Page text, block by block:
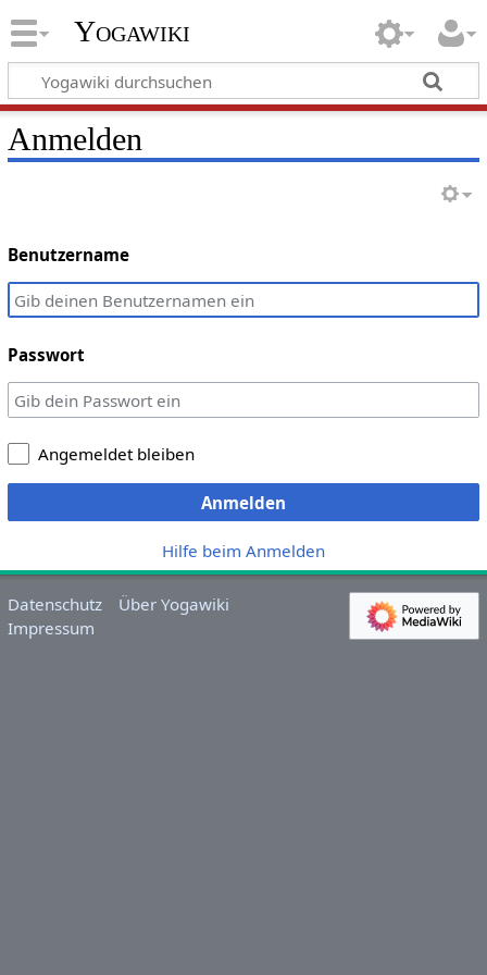
Yogawiki
Anmelden
Benutzername
Passwort
Angemeldet bleiben
Anmelden
Hilfe beim Anmelden
Datenschutz
Über Yogawiki
Impressum